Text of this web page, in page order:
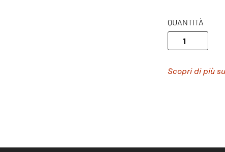
QUANTITÀ
Scopri di più